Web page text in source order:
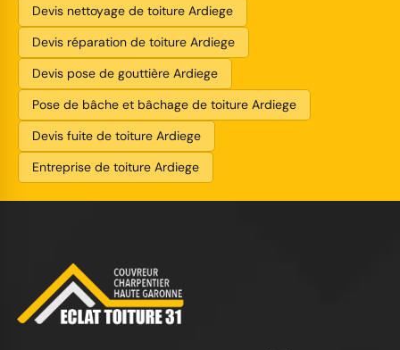
Devis nettoyage de toiture Ardiege
Devis réparation de toiture Ardiege
Devis pose de gouttière Ardiege
Pose de bâche et bâchage de toiture Ardiege
Devis fuite de toiture Ardiege
Entreprise de toiture Ardiege